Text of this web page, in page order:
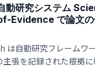
動研究システム
で論文の
は自動研究フレームワ
主張を記録された根拠